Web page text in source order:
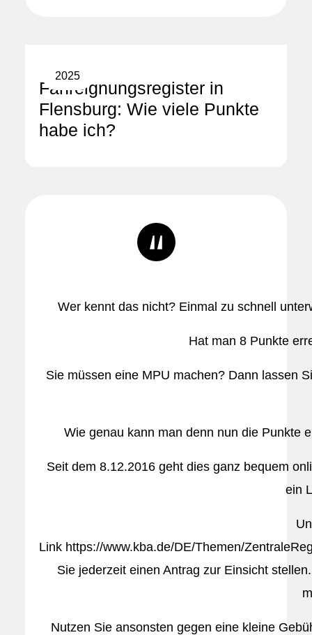
2025
Fahreignungsregister in
Flensburg: Wie viele Punkte
habe ich?
Wer kennt das nicht? Einmal zu schnell
Hat man 8 Punkte
Sie müssen eine MPU machen? Dann lassen
Wie genau kann man denn nun die Punkte
Seit dem 8.12.2016 geht dies ganz bequem
ein
Link https://www.kba.de/DE/Themen/
Sie jederzeit einen Antrag zur Einsicht
Nutzen Sie ansonsten gegen eine kleine